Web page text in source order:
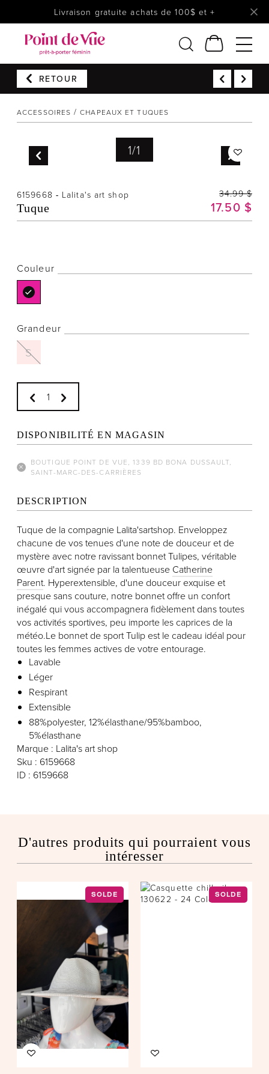
Livraison gratuite achats de 100$ et +
Accessoires
Chaussures
Soldes
Notre histoire
Politiques et conditions d'achats
RETOUR
ACCESSOIRES CHAPEAUX ET TUQUES
1/1
6159668 - Lalita's art shop
Tuque 17.50 $
34.99 $
Couleur
Grandeur
S
DISPONIBILITÉ EN MAGASIN
BOUTIQUE POINT DE VUE, 1339 BD BONA DUSSAULT,
SAINT-MARC-DES-CARRIÈRES
DESCRIPTION
Tuque de la compagnie Lalita'sartshop. Enveloppez
chacune de vos tenues d'une note de douceur et de
mystère avec notre ravissant bonnet Tulipes, véritable
œuvre d'art signée par la talentueuse Catherine
Parent. Hyperextensible, d'une douceur exquise et
presque sans couture, notre bonnet offre un confort
inégalé qui vous accompagnera fidèlement dans toutes
vos activités sportives, peu importe les caprices de la
météo.Le bonnet de sport Tulip est le cadeau idéal pour
toutes les femmes actives de votre entourage.
Lavable
Léger
Respirant
Extensible
88%polyester, 12%élasthane/95%bamboo,
5%élasthane
Marque : Lalita's art shop
Sku : 6159668
ID : 6159668
D'autres produits qui pourraient vous
intéresser
SOLDE SOLDE